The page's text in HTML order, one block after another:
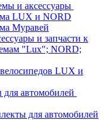
и аксессуары
LUX и NORD
Муравей
и запчасти к
"Lux"; NORD;
LUX и
автомобилей
для автомобилей